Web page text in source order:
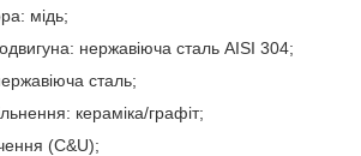
мідь;
нержавіюча сталь AISI 304;
сталь;
кераміка/графіт;
(C&U);